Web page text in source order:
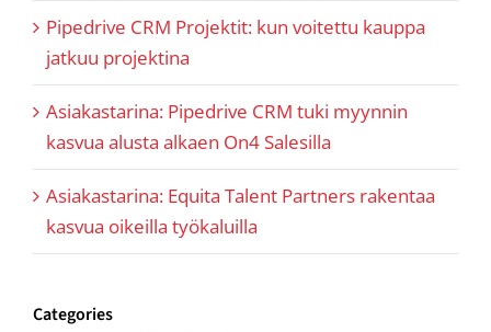
Pipedrive CRM Projektit: kun voitettu kauppa
jatkuu projektina
Asiakastarina: Pipedrive CRM tuki myynnin
kasvua alusta alkaen On4 Salesilla
Asiakastarina: Equita Talent Partners rakentaa
kasvua oikeilla työkaluilla
Categories